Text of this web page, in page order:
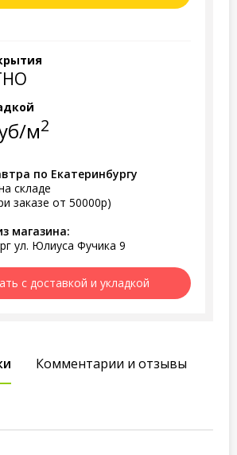
м2
по Екатеринбургу
складе
заказе от 50000р)
магазина:
ул. Юлиуса Фучика 9
с доставкой и укладкой
Комментарии и отзывы